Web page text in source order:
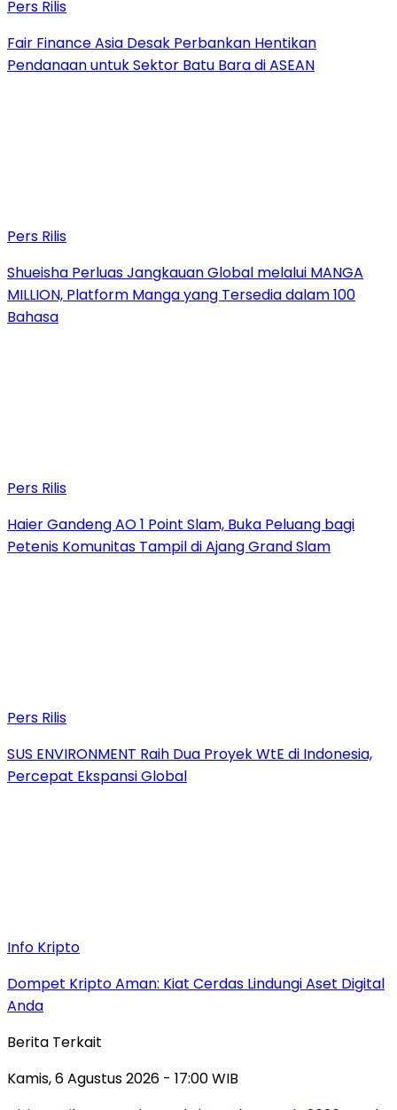
Pers Rilis
Fair Finance Asia Desak Perbankan Hentikan
Pendanaan untuk Sektor Batu Bara di ASEAN
Pers Rilis
Shueisha Perluas Jangkauan Global melalui MANGA
MILLION, Platform Manga yang Tersedia dalam 100
Bahasa
Pers Rilis
Haier Gandeng AO 1 Point Slam, Buka Peluang bagi
Petenis Komunitas Tampil di Ajang Grand Slam
Pers Rilis
SUS ENVIRONMENT Raih Dua Proyek WtE di Indonesia,
Percepat Ekspansi Global
Info Kripto
Dompet Kripto Aman: Kiat Cerdas Lindungi Aset Digital
Anda
Berita Terkait
Kamis, 6 Agustus 2026 - 17:00 WIB